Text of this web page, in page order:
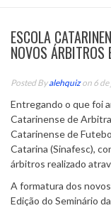
ESCOLA
NOVOS ÁRBITROS
Posted Byalehquizon 6 de
Entregando o que foi
Catarinense de
Catarinense de
Catarina (Sinafesc),
árbitros realizado
A formatura dos
Edição do Seminário